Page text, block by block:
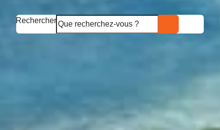
Rechercher